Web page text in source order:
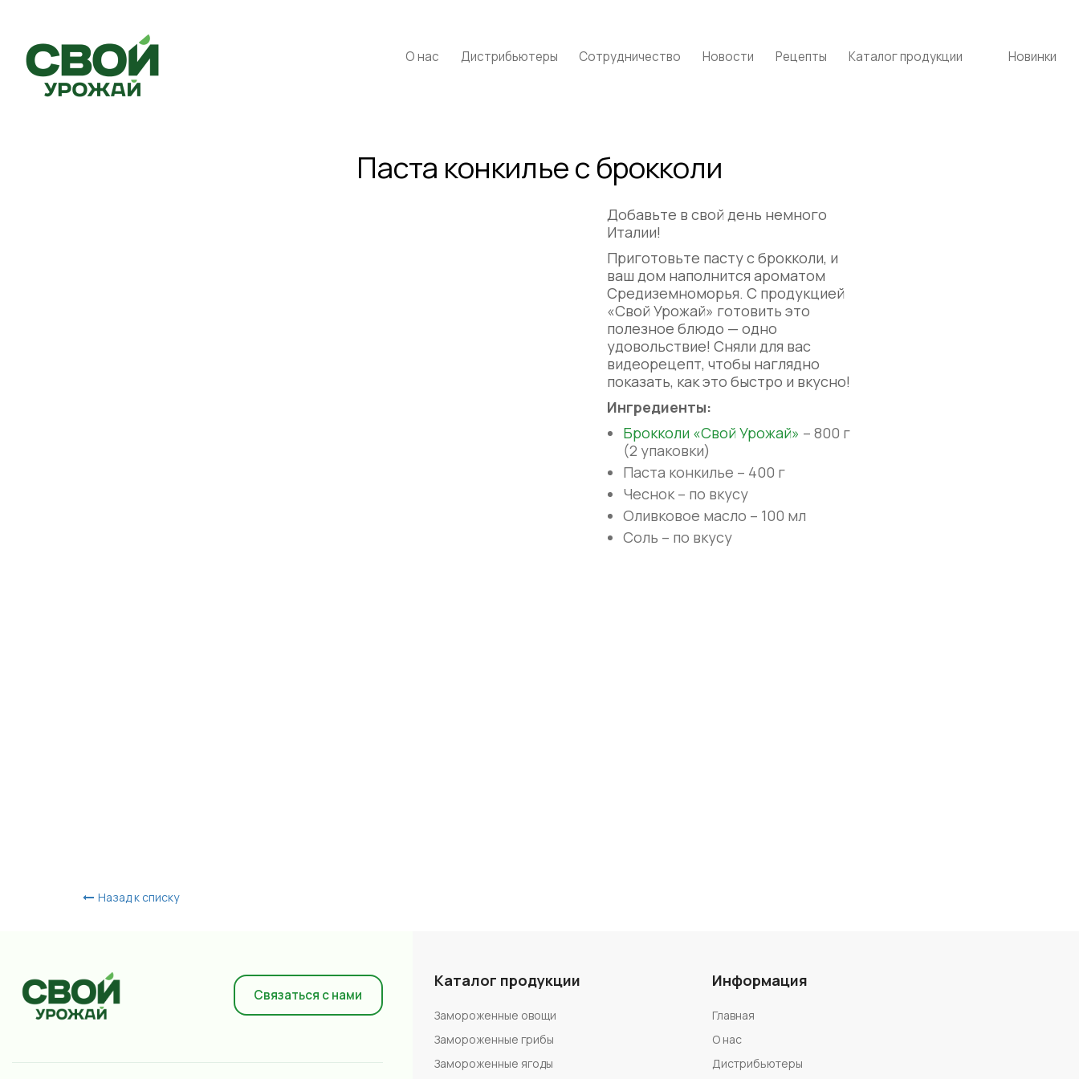
О нас Дистрибьютеры Сотрудничество Новости Рецепты Каталог продукции Новинки
Паста конкилье с брокколи
Добавьте в свой день немного
Италии!
Приготовьте пасту с брокколи, и
ваш дом наполнится ароматом
Средиземноморья. С продукцией
«Свой Урожай» готовить это
полезное блюдо — одно
удовольствие! Сняли для вас
видеорецепт, чтобы наглядно
показать, как это быстро и вкусно!
Ингредиенты:
Брокколи «Свой Урожай» – 800 г
(2 упаковки)
Паста конкилье – 400 г
Чеснок – по вкусу
Оливковое масло – 100 мл
Соль – по вкусу
Назад к списку
Связаться с нами
Каталог продукции
Замороженные овощи
Замороженные грибы
Замороженные ягоды
Информация
Главная
О нас
Дистрибьютеры